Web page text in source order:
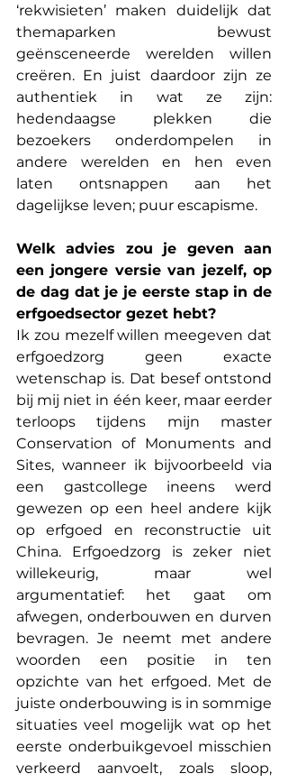
‘rekwisieten’ maken duidelijk dat
themaparken bewust
geënsceneerde werelden willen
creëren. En juist daardoor zijn ze
authentiek in wat ze zijn:
hedendaagse plekken die
bezoekers onderdompelen in
andere werelden en hen even
laten ontsnappen aan het
dagelijkse leven; puur escapisme.
Welk advies zou je geven aan
een jongere versie van jezelf, op
de dag dat je je eerste stap in de
erfgoedsector gezet hebt?
Ik zou mezelf willen meegeven dat
erfgoedzorg geen exacte
wetenschap is. Dat besef ontstond
bij mij niet in één keer, maar eerder
terloops tijdens mijn master
Conservation of Monuments and
Sites, wanneer ik bijvoorbeeld via
een gastcollege ineens werd
gewezen op een heel andere kijk
op erfgoed en reconstructie uit
China. Erfgoedzorg is zeker niet
willekeurig, maar wel
argumentatief: het gaat om
afwegen, onderbouwen en durven
bevragen. Je neemt met andere
woorden een positie in ten
opzichte van het erfgoed. Met de
juiste onderbouwing is in sommige
situaties veel mogelijk wat op het
eerste onderbuikgevoel misschien
verkeerd aanvoelt, zoals sloop,